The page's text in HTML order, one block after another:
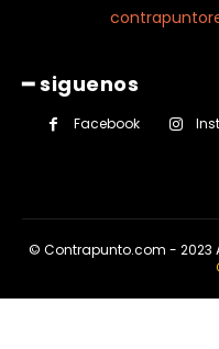
━ siguenos
Facebook
© Contrapunto.com - 2023